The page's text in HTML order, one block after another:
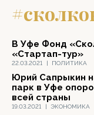
22.03.2021 | ПОЛИТИКА
В Уфе Фонд
«Стартап-тур»
19.03.2021 | ЭКОНОМИКА
Юрий Сапрыкин
парк в Уфе
всей страны